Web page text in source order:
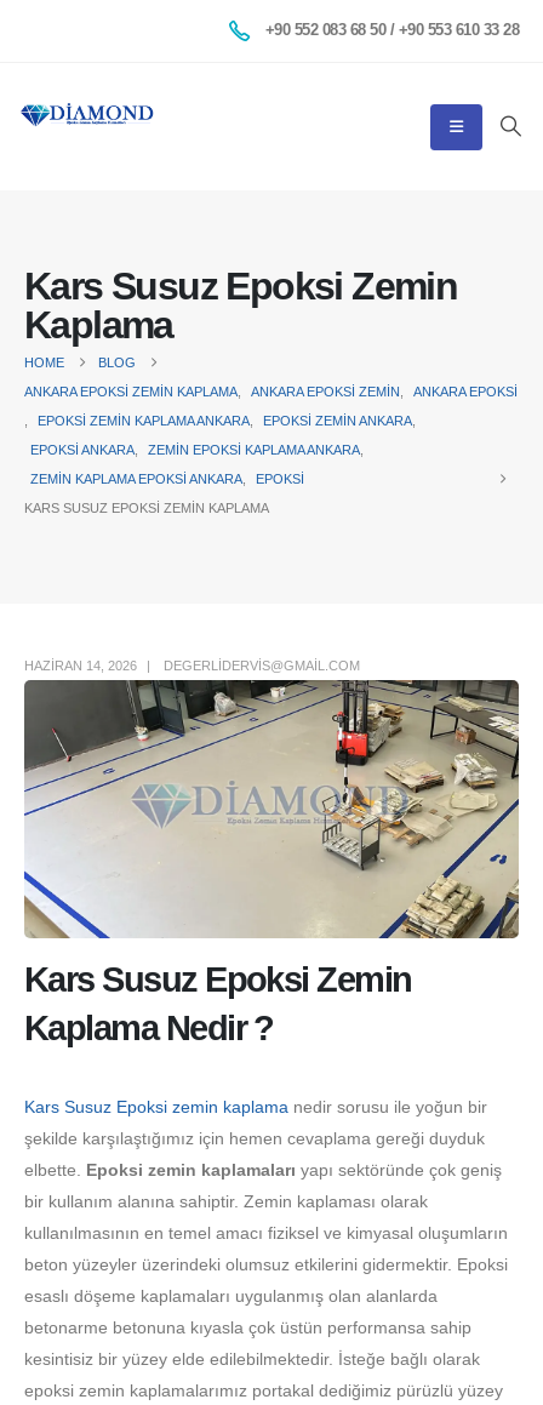
+90 552 083 68 50 / +90 553 610 33 28
Kars Susuz Epoksi Zemin
Kaplama
HOME
BLOG
ANKARA EPOKSI ZEMIN KAPLAMA
ANKARA EPOKSI ZEMIN
ANKARA EPOKSI
EPOKSI ZEMIN KAPLAMA ANKARA EPOKSI ZEMIN ANKARA
EPOKSI ANKARA
ZEMIN EPOKSI KAPLAMA ANKARA
ZEMIN KAPLAMA EPOKSI ANKARA
EPOKSI
KARS SUSUZ EPOKSI ZEMIN KAPLAMA
HAZIRAN 14, 2026 DEGERLIDERVIS@GMAIL.COM
Kars Susuz Epoksi Zemin
Kaplama Nedir ?
Kars Susuz Epoksi zemin kaplama nedir sorusu ile yoğun bir
şekilde karşılaştığımız için hemen cevaplama gereği duyduk
elbette. Epoksi zemin kaplamaları yapı sektöründe çok geniş
bir kullanım alanına sahiptir. Zemin kaplaması olarak
kullanılmasının en temel amacı fiziksel ve kimyasal oluşumların
beton yüzeyler üzerindeki olumsuz etkilerini gidermektir. Epoksi
esaslı döşeme kaplamaları uygulanmış olan alanlarda
betonarme betonuna kıyasla çok üstün performansa sahip
kesintisiz bir yüzey elde edilebilmektedir. İsteğe bağlı olarak
epoksi zemin kaplamalarımız portakal dediğimiz pürüzlü yüzey
Author Box